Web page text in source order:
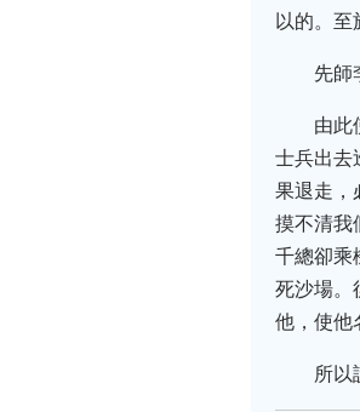
以的。至
先師
由此
士兵出去
果退走，
摸不清我
千總卻乘
死沙場。
他，使他
所以